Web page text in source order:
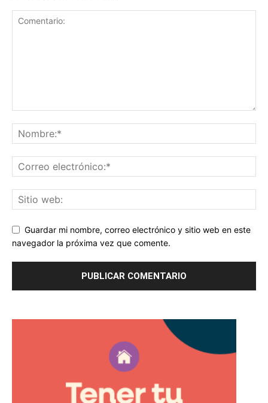
Guardar mi nombre, correo electrónico y sitio web en este
navegador la próxima vez que comente.